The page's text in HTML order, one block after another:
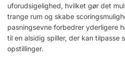
uforudsigelighed, hvilket gør det
trange rum og skabe
pasningsevne forbedrer yderligere
til en alsidig spiller, der kan tilpasse
opstillinger.